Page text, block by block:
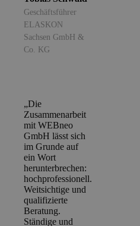
Geschäftsführer
ELASKON
Sachsen GmbH &
Co. KG
„Die
Zusammenarbeit
mit WEBneo
GmbH lässt sich
im Grunde auf
ein Wort
herunterbrechen:
hochprofessionell.
Weitsichtige und
qualifizierte
Beratung.
Ständige und